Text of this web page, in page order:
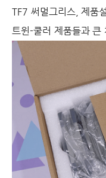
TF7 써멀그리스, 제품
트윈-쿨러 제품들과 큰